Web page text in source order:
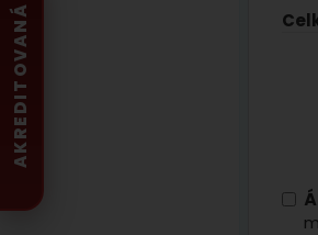
AKREDITOVANÁ